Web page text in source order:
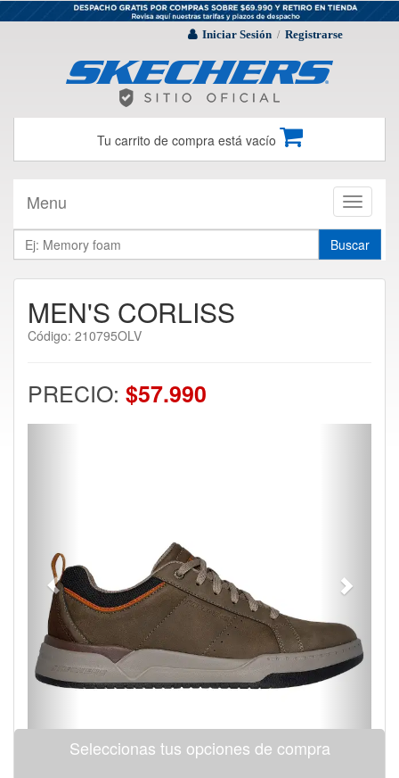
Iniciar Sesión / Registrarse
Tu carrito de compra está vacío
Toggle
Menu
Buscar
MEN'S CORLISS
Código: 210795OLV
PRECIO: $57.990
Seleccionas tus opciones de compra